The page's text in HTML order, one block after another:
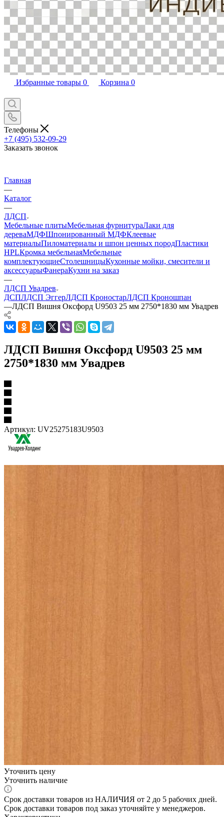
Избранные товары 0 Корзина 0
Телефоны
+7 (495) 532-09-29
Заказать звонок
Главная
—
Каталог
—
ЛДСП
Мебельные плитыМебельная фурнитураЛаки для
дереваМДФШпонированный МДФКлеевые
материалыПиломатериалы и шпон ценных породПластики
HPLКромка мебельнаяМебельные
комплектующиеСтолешницыКухонные мойки, смесители и
аксессуарыФанераКухни на заказ
—
ЛДСП Увадрев
ДСПЛДСП ЭггерЛДСП КроностарЛДСП Кроношпан
—ЛДСП Вишня Оксфорд U9503 25 мм 2750*1830 мм Увадрев
ЛДСП Вишня Оксфорд U9503 25 мм
2750*1830 мм Увадрев
Артикул: UV25275183U9503
Уточнить цену
Уточнить наличие
Срок доставки товаров из НАЛИЧИЯ от 2 до 5 рабочих дней.
Срок доставки товаров под заказ уточняйте у менеджеров.